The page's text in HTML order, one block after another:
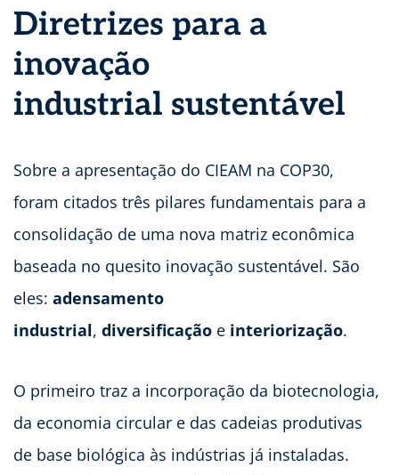
Diretrizes para a
inovação
industrial sustentável
Sobre a apresentação do CIEAM na COP30,
foram citados três pilares fundamentais para a
consolidação de uma nova matriz econômica
baseada no quesito inovação sustentável. São
eles: adensamento
industrial, diversificação e interiorização.
O primeiro traz a incorporação da biotecnologia,
da economia circular e das cadeias produtivas
de base biológica às indústrias já instaladas.